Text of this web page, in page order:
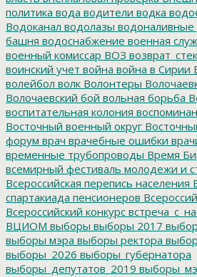
политика вода водители водка
Водоканал водолазы
башня водоснабжение военная
военный комиссар ВОЗ
воинский учет война война в Сирии
волейбол волк Волонтеры
Волочаевский бой вольная борьба
воспитательная колония
Восточный военный округ
форум врач врачебные ошибки
временные трубопроводы Время
всемирный фестиваль молодежи и
Всероссийская перепись населения
спартакиада пенсионеров
Всероссийский конкурс
ВЦИОМ выборы выборы 2017
выборы мэра выборы ректора
выборы_2026 выборы_губернатора
выборы_депутатов_2019